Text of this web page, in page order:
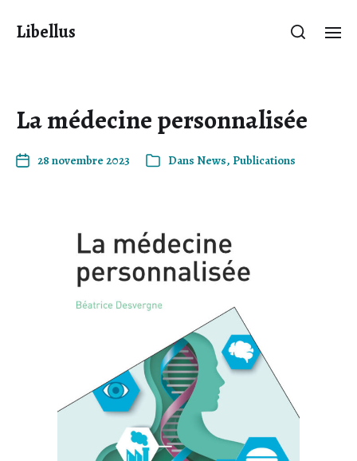
Libellus
La médecine personnalisée
28 novembre 2023 Dans News, Publications